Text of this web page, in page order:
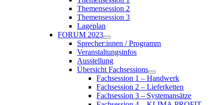
Themensession 2
Themensession 3
Lageplan
FORUM 2023
Sprecher:innen / Programm
Veranstaltungsinfos
Ausstellung
Übersicht Fachsessions
Fachsession 1 – Handwerk
Fachsession 2 – Lieferketten
Fachsession 3 – Systemansätze